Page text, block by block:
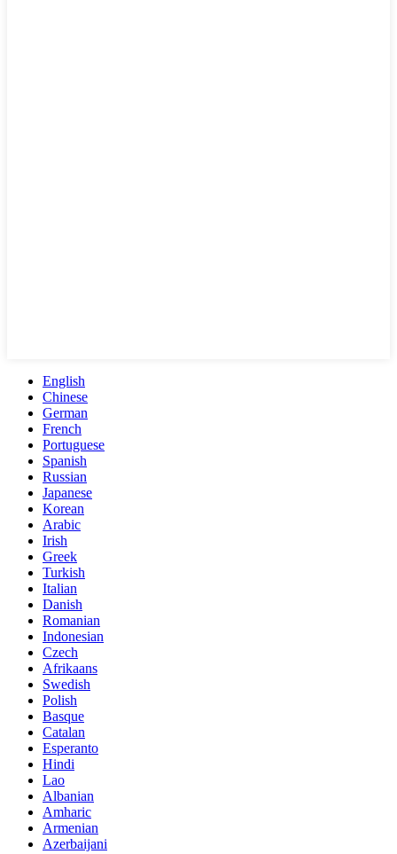
English
Chinese
German
French
Portuguese
Spanish
Russian
Japanese
Korean
Arabic
Irish
Greek
Turkish
Italian
Danish
Romanian
Indonesian
Czech
Afrikaans
Swedish
Polish
Basque
Catalan
Esperanto
Hindi
Lao
Albanian
Amharic
Armenian
Azerbaijani